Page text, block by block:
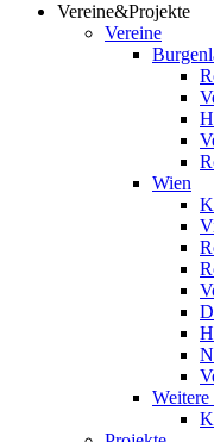
Vereine&Projekte
Vereine
Wien
Weitere